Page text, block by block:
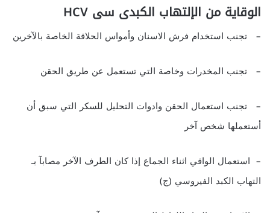
الوقاية من الإلتهاب الكبدى سى HCV
– تجنب استخدام فرش الاسنان وأمواس الحلاقة الخاصة بالآخرين
– تجنب المخدرات وخاصة التي تستعمل عن طريق الحقن
– تجنب استعمال الحقن وادوات التحليل للسكر التي سبق أن
أستعملها شخص آخر
– استعمال الواقي اثناء الجماع إذا كان الطرف الآخر مصابآ بـ
التهاب الكبد الفيروسي (ج)